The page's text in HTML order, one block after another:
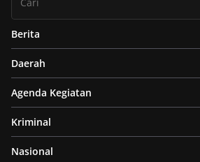
Berita
Daerah
Agenda Kegiatan
Kriminal
Nasional